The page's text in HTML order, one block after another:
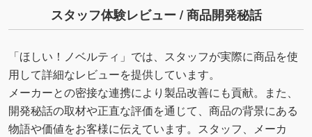
スタッフ体験レビュー / 商品開発秘話
「ほしい！ノベルティ」では、スタッフが実際に商品を使
用して詳細なレビューを提供しています。
メーカーとの密接な連携により製品改善にも貢献。また、
開発秘話の取材や正直な評価を通じて、商品の背景にある
物語や価値をお客様に伝えています。スタッフ、メーカ